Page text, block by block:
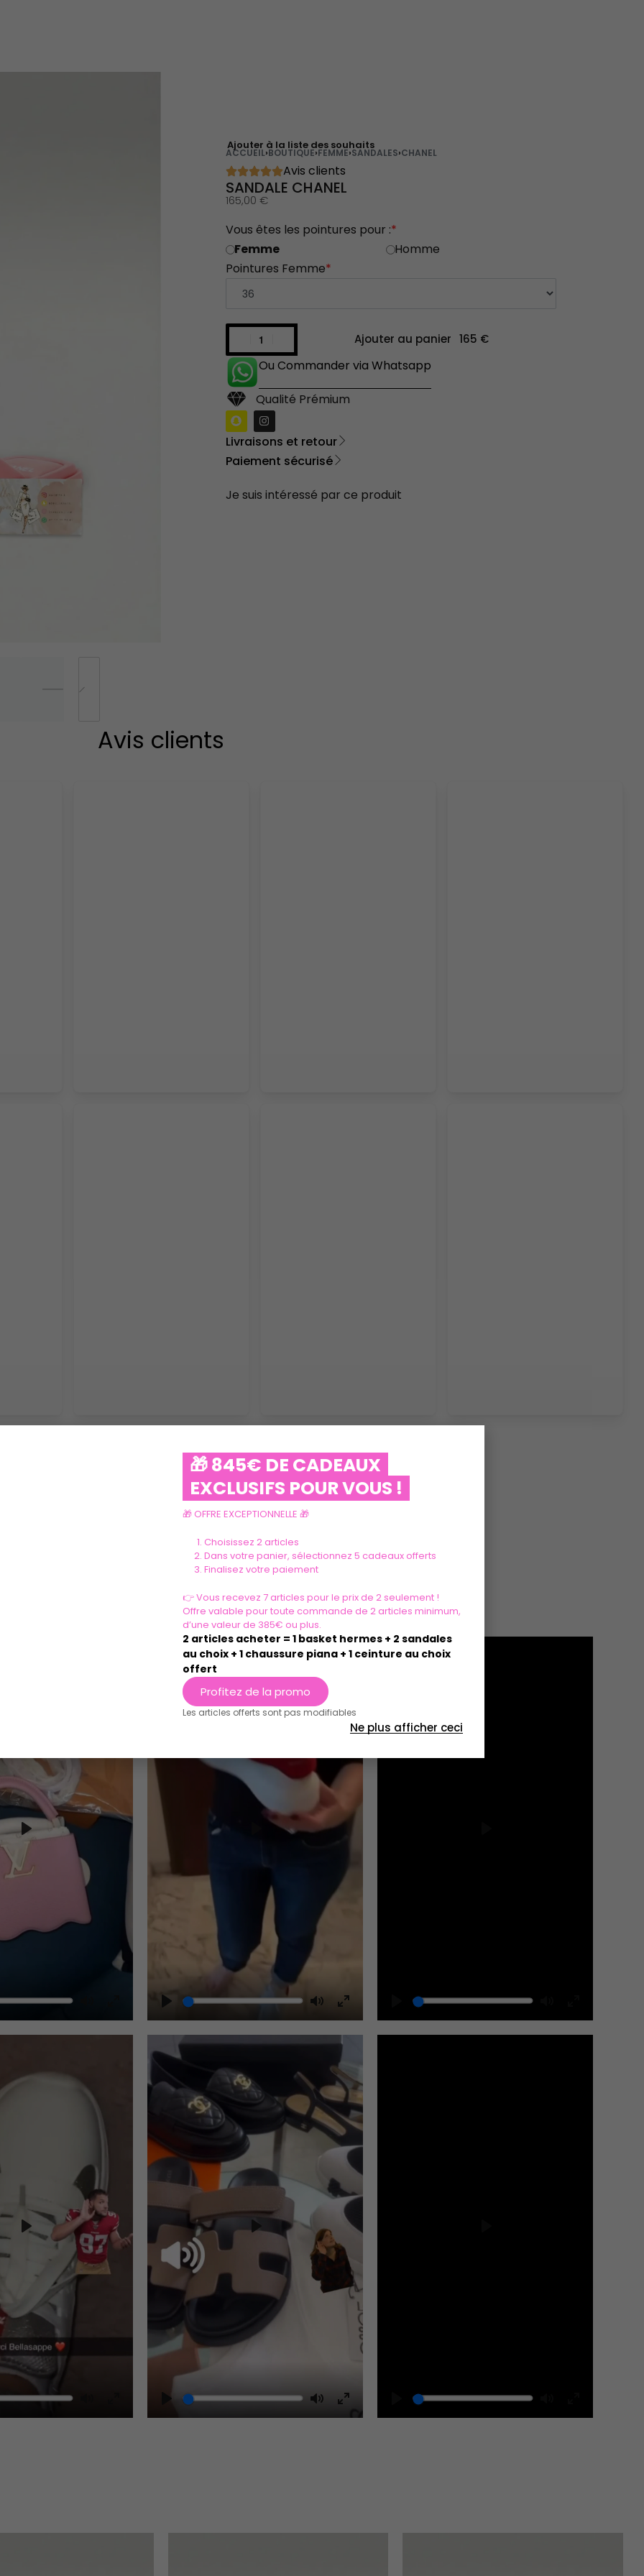
Ajouter à la liste des souhaits
ACCUEIL›BOUTIQUE›FEMME›SANDALES›CHANEL
Avis clients
SANDALE CHANEL
165,00 €
*
Vous êtes les pointures pour :
Femme
Homme
*
Pointures Femme
Ajouter au panier
Ou Commander via Whatsapp
Qualité Prémium
Livraisons et retour
Paiement sécurisé
Je suis intéressé par ce produit
Avis clients
VOIR PLUS
Ils parlent de nous
Play
Play MuteEnter
fullscreen
Play
Enter
fullscreen
Enter
Play
Play MuteEnter
Play
Enter
🎁 845€ DE CADEAUX
EXCLUSIFS POUR VOUS !
🎁 OFFRE EXCEPTIONNELLE 🎁
Choisissez 2 articles
Dans votre panier, sélectionnez 5 cadeaux offerts
Finalisez votre paiement
👉 Vous recevez 7 articles pour le prix de 2 seulement !
Offre valable pour toute commande de 2 articles minimum,
d’une valeur de 385€ ou plus.
2 articles acheter = 1 basket hermes + 2 sandales
au choix + 1 chaussure piana + 1 ceinture au choix
offert
Profitez de la promo
Les articles offerts sont pas modifiables
Ne plus afficher ceci